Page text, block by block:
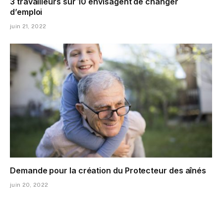
d’emploi
juin 21, 2022
Demande pour la création du Protecteur des aînés
juin 20, 2022